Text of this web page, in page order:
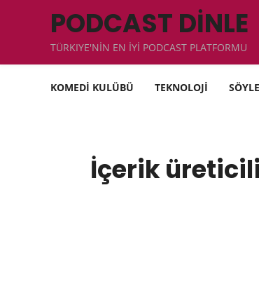
PODCAST DİNLE
TÜRKIYE'NİN EN İYİ PODCAST PLATFORMU
KOMEDİ KULÜBÜ TEKNOLOJİ
İçerik